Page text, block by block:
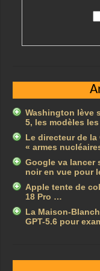
Washington lève
5, les modèles
Le directeur de la
« armes
Google va lancer
noir en vue pour
Apple tente de
18 Pro …
La Maison-
GPT-5.6 pour